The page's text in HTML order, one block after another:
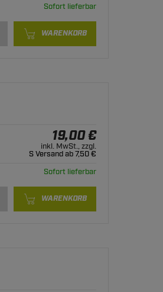
Sofort lieferbar
WARENKORB
19,00 €
inkl. MwSt., zzgl.
S Versand ab 7,50 €
Sofort lieferbar
WARENKORB